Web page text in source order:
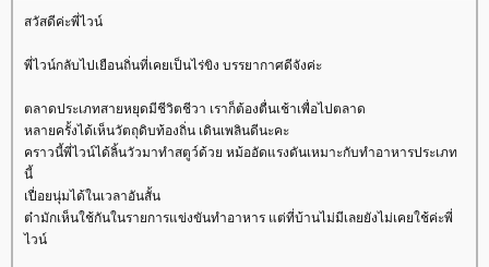
สวัสดีค่ะพี่ไวน์
พี่ไวน์กลับไปเยือนถิ่นที่เคยเป็นไร่ขิง บรรยากาศดีจังค่ะ
ตลาดประเภทสายหยุดมีชีวิตชีวา เราก็ต้องตื่นเช้าเพื่อไปตลาด
หลายครั้งได้เห็นวัตถุดิบท้องถิ่น เดินเพลินดีนะคะ
คราวนี้พี่ไวน์ได้ลิ้นวัวมาทำสตูว์ด้วย หม้ออัดแรงดันเหมาะกับทำอาหารประเภท
นี้
เปื่อยนุ่มได้ในเวลาอันสั้น
ต๋ามักเห็นใช้กันในรายการแข่งขันทำอาหาร แต่ที่บ้านไม่มีเลยยังไม่เคยใช้ค่ะพี่
ไวน์